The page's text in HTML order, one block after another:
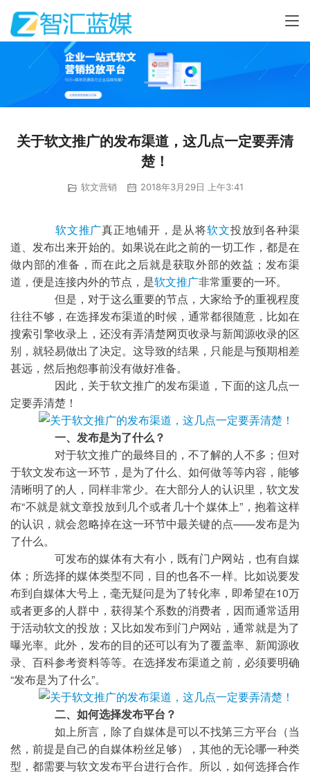
关于软文推广的发布渠道，这几点一定要弄清
楚！
软文营销 2018年3月29日 上午3:41
软文推广真正地铺开，是从将软文投放到各种渠
道、发布出来开始的。如果说在此之前的一切工作，都是在
做内部的准备，而在此之后就是获取外部的效益；发布渠
道，便是连接内外的节点，是软文推广非常重要的一环。
	但是，对于这么重要的节点，大家给予的重视程度
往往不够，在选择发布渠道的时候，通常都很随意，比如在
搜索引擎收录上，还没有弄清楚网页收录与新闻源收录的区
别，就轻易做出了决定。这导致的结果，只能是与预期相差
甚远，然后抱怨事前没有做好准备。
定要弄清楚！
一、发布是为了什么？
	对于软文推广的最终目的，不了解的人不多；但对
于软文发布这一环节，是为了什么、如何做等等内容，能够
清晰明了的人，同样非常少。在大部分人的认识里，软文发
布“不就是就文章投放到几个或者几十个媒体上”，抱着这样
的认识，就会忽略掉在这一环节中最关键的点——发布是为
了什么。
	可发布的媒体有大有小，既有门户网站，也有自媒
体；所选择的媒体类型不同，目的也各不一样。比如说要发
布到自媒体大号上，毫无疑问是为了转化率，即希望在10万
或者更多的人群中，获得某个系数的消费者，因而通常适用
于活动软文的投放；又比如发布到门户网站，通常就是为了
曝光率。此外，发布的目的还可以有为了覆盖率、新闻源收
录、百科参考资料等等。在选择发布渠道之前，必须要明确
“发布是为了什么”。
二、如何选择发布平台？
	如上所言，除了自媒体是可以不找第三方平台（当
然，前提是自己的自媒体粉丝足够），其他的无论哪一种类
型，都需要与软文发布平台进行合作。所以，如何选择合作